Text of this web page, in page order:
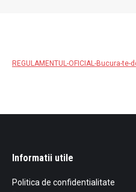
REGULAMENTUL-OFICIAL-Bucura-te-
Informatii utile
Politica de confidentialitate